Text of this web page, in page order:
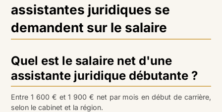
assistantes juridiques se
demandent sur le salaire
Quel est le salaire net d'une
assistante juridique débutante ?
Entre 1 600 € et 1 900 € net par mois en début de carrière,
selon le cabinet et la région.